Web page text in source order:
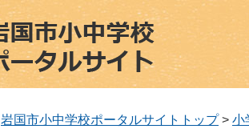
岩国市小中学校ポータルサイトトップ > 小